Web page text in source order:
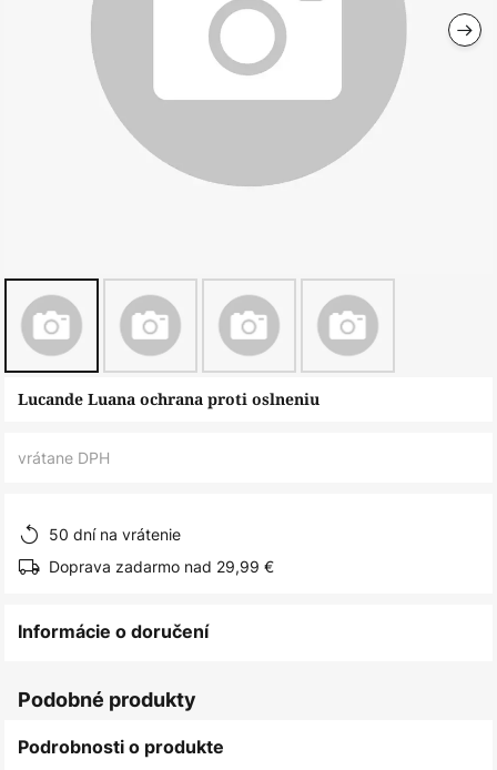
Preskočiť
Lucande Luana ochrana proti oslneniu
vrátane DPH
50 dní na vrátenie
Doprava zadarmo nad 29,99 €
Informácie o doručení
Podobné produkty
Podrobnosti o produkte